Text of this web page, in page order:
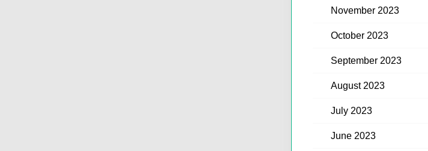
November 2023
October 2023
September 2023
August 2023
July 2023
June 2023